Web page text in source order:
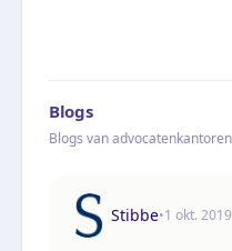
Blogs
Blogs van
Stibbe•1 okt. 2019